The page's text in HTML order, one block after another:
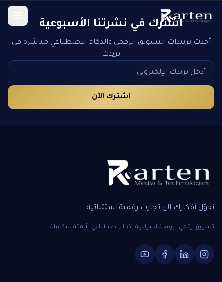
اشترك في نشرتنا الأسبوعية
أحدث تريندات التسويق الرقمي والذكاء الاصطناعي مباشرة في
بريدك
اشترك الآن
نحوّل أفكارك إلى تجارب رقمية استثنائية
تسويق رقمي · برمجة احترافية · ذكاء اصطناعي · أتمتة متكاملة